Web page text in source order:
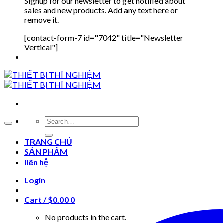
sales and new products. Add any text here or
remove it.
[contact-form-7 id="7042" title="Newsletter
Vertical"]
Search
for:
TRANG CHỦ
SẢN PHẨM
liên hệ
Login
Cart /$0.00 0
No products in the cart.